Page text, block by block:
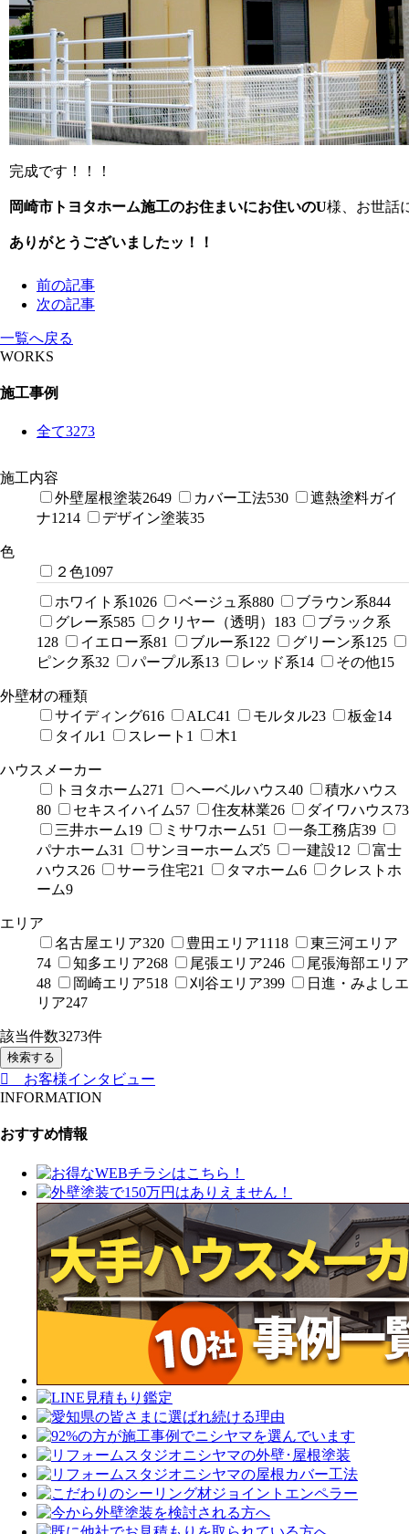
完成です！！！
岡崎市トヨタホーム施工のお住まいにお住いのU様、お世話
ありがとうございましたッ！！
前の記事
次の記事
一覧へ戻る
WORKS
施工事例
全て3273
施工内容
外壁屋根塗装2649 カバー工法530
遮熱塗料ガイ
ナ1214 デザイン塗装35
色
２色1097
ホワイト系1026 ベージュ系880 ブラウン系844
グレー系585 クリヤー（透明） 183
ブラック系
128
イエロー系81 ブルー系122 グリーン系125
ピンク系32 パープル系13 レッド系14 その他15
外壁材の種類
サイディング616 ALC41 モルタル23 板金14
タイル1 スレート 1 木1
ハウスメーカー
トヨタホーム271 ヘーベルハウス40
積水ハウス
80
セキスイハイム57 住友林業26 ダイワハウス73
三井ホーム19 ミサワホーム51 一条工務店39
パナホーム31 サンヨーホームズ5 一建設12
富士
ハウス26 サーラ住宅21 タマホーム6
クレストホ
ーム9
エリア
名古屋エリア320 豊田エリア1118
東三河エリア
74
知多エリア268 尾張エリア246
尾張海部エリア
48
岡崎エリア518 刈谷エリア399
日進・みよしエ
リア247
該当件数3273件
検索する
お客様インタビュー
INFORMATION
おすすめ情報